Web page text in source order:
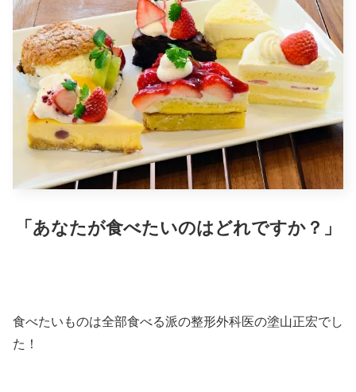
「あなたが食べたいのはどれですか？」
食べたいものは全部食べる派の整形外科医の塗山正宏でし
た！